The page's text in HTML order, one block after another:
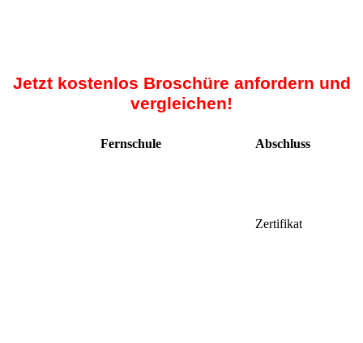
Jetzt kostenlos Broschüre anfordern und
vergleichen!
Fernschule Abschluss
Zertifikat